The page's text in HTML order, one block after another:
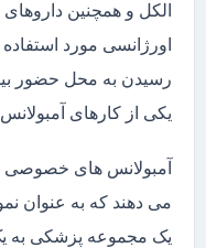
الکل و همچنین
اورژانسی مورد
رسیدن به محل حضور
یکی از کارهای
آمبولانس های خصوصی
می دهند که به عنوان
یک مجموعه پزشکی به